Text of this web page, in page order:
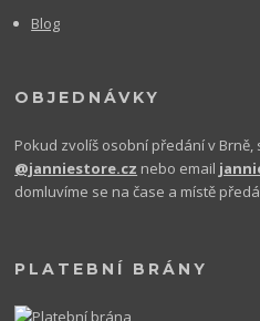
Blog
OBJEDNÁVKY
Pokud zvolíš osobní předání v
@janniestore.cz nebo email
domluvíme se na čase a místě
PLATEBNÍ BRÁNY